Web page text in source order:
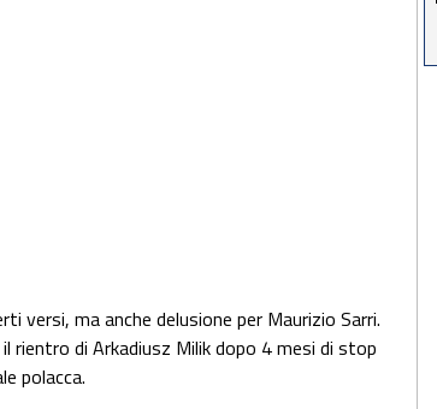
versi, ma anche delusione per Maurizio Sarri.
di Arkadiusz Milik dopo 4 mesi di stop
polacca.